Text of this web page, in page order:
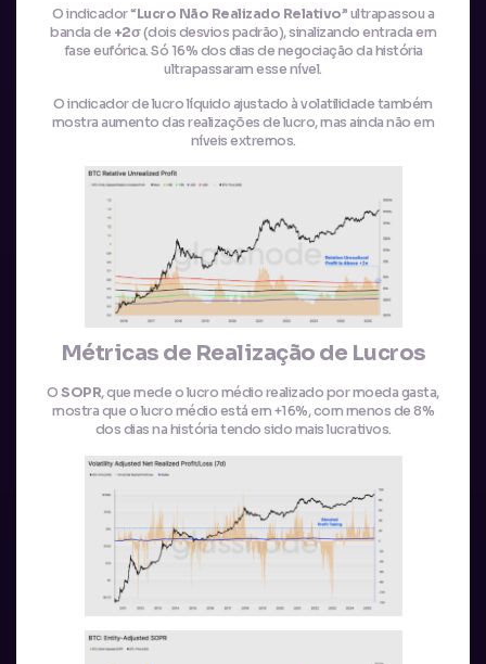
O indicador “Lucro Não Realizado Relativo” ultrapassou a
banda de +2σ(dois desvios padrão), sinalizando entrada em
fase eufórica. Só 16% dos dias de negociação da história
ultrapassaram esse nível.
O indicador de lucro líquido ajustado à volatilidade também
mostra aumento das realizações de lucro, mas ainda não em
níveis extremos.
Métricas de Realização de Lucros
OSOPR, que mede o lucro médio realizado por moeda gasta,
mostra que o lucro médio está em +16%, com menos de 8%
dos dias na história tendo sido mais lucrativos.